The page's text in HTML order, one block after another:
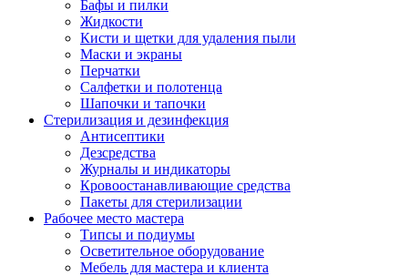
Бафы и пилки
Жидкости
Кисти и щетки для удаления пыли
Маски и экраны
Перчатки
Салфетки и полотенца
Шапочки и тапочки
Стерилизация и дезинфекция
Антисептики
Дезсредства
Журналы и индикаторы
Кровоостанавливающие средства
Пакеты для стерилизации
Рабочее место мастера
Типсы и подиумы
Осветительное оборудование
Мебель для мастера и клиента